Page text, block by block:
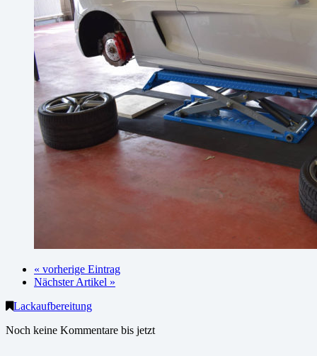
« vorherige Eintrag
Nächster Artikel »
Lackaufbereitung
Noch keine Kommentare bis jetzt